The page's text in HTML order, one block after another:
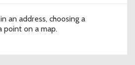
an address, choosing a
point on a map.